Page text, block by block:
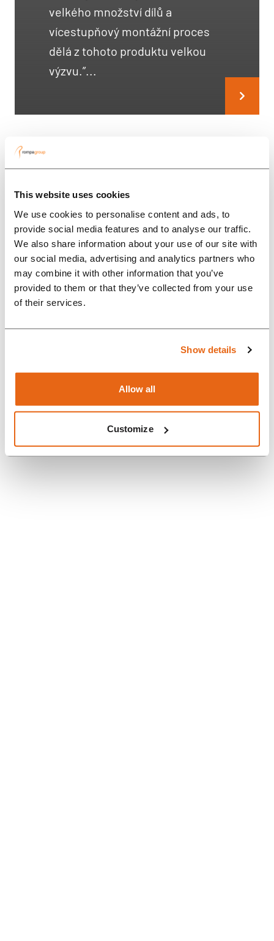
This website uses cookies
We use cookies to personalise content and ads, to
provide social media features and to analyse our traffic.
We also share information about your use of our site with
our social media, advertising and analytics partners who
may combine it with other information that you’ve
provided to them or that they’ve collected from your use
of their services.
Show details
Allow all
Customize
velkého množství dílů a
vícestupňový montážní proces
dělá z tohoto produktu velkou
výzvu.”...
Vše o Rompě
Zprávy
WHY CHOOSE ROMPA
GERMANY AS A PART OF YOUR
SUPPLY CHAIN?
Koukni na to